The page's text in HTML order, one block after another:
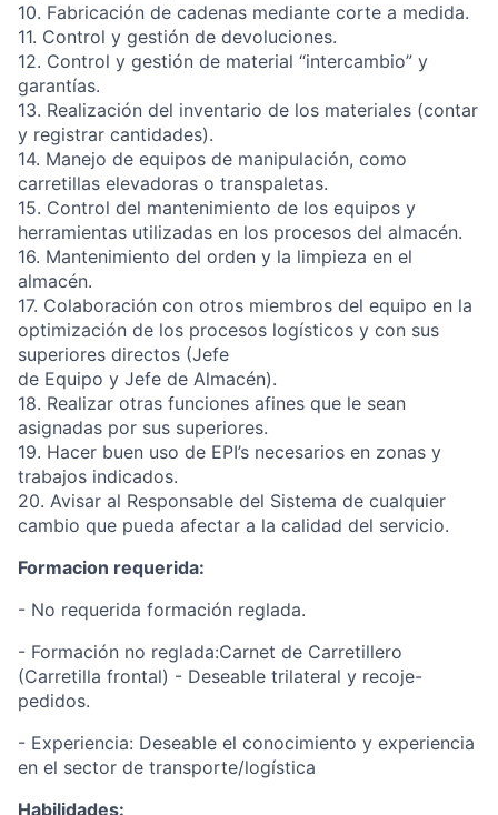
10. Fabricación de cadenas mediante corte a medida.
11. Control y gestión de devoluciones.
12. Control y gestión de material “intercambio” y
garantías.
13. Realización del inventario de los materiales (contar
y registrar cantidades).
14. Manejo de equipos de manipulación, como
carretillas elevadoras o transpaletas.
15. Control del mantenimiento de los equipos y
herramientas utilizadas en los procesos del almacén.
16. Mantenimiento del orden y la limpieza en el
almacén.
17. Colaboración con otros miembros del equipo en la
optimización de los procesos logísticos y con sus
superiores directos (Jefe
de Equipo y Jefe de Almacén).
18. Realizar otras funciones afines que le sean
asignadas por sus superiores.
19. Hacer buen uso de EPI’s necesarios en zonas y
trabajos indicados.
20. Avisar al Responsable del Sistema de cualquier
cambio que pueda afectar a la calidad del servicio.
Formacion requerida:
- No requerida formación reglada.
- Formación no reglada:Carnet de Carretillero
(Carretilla frontal) - Deseable trilateral y recoje-
pedidos.
- Experiencia: Deseable el conocimiento y experiencia
en el sector de transporte/logística
Habilidades: